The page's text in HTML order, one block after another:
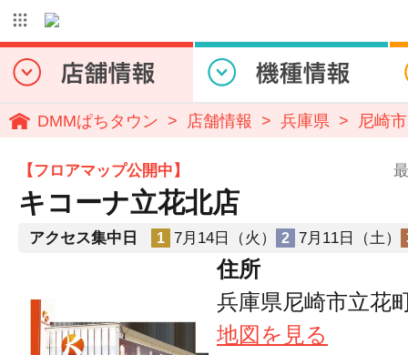
DMMぱちタウン 店舗情報 兵庫県 尼崎市
【フロアマップ公開中】
キコーナ立花北店
アクセス集中日 1 7月14日（火） 2 7月11日（土）
住所
兵庫県尼崎市立花
地図を見る